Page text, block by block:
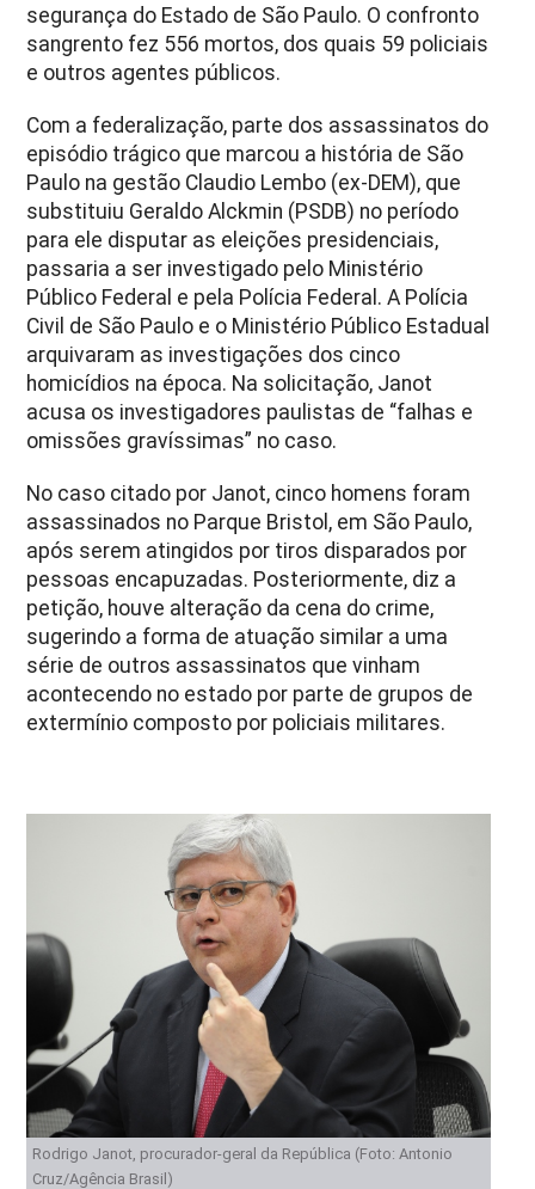
segurança do Estado de São Paulo. O confronto
sangrento fez 556 mortos, dos quais 59 policiais
e outros agentes públicos.
Com a federalização, parte dos assassinatos do
episódio trágico que marcou a história de São
Paulo na gestão Claudio Lembo (ex-DEM), que
substituiu Geraldo Alckmin (PSDB) no período
para ele disputar as eleições presidenciais,
passaria a ser investigado pelo Ministério
Público Federal e pela Polícia Federal. A Polícia
Civil de São Paulo e o Ministério Público Estadual
arquivaram as investigações dos cinco
homicídios na época. Na solicitação, Janot
acusa os investigadores paulistas de “falhas e
omissões gravíssimas” no caso.
No caso citado por Janot, cinco homens foram
assassinados no Parque Bristol, em São Paulo,
após serem atingidos por tiros disparados por
pessoas encapuzadas. Posteriormente, diz a
petição, houve alteração da cena do crime,
sugerindo a forma de atuação similar a uma
série de outros assassinatos que vinham
acontecendo no estado por parte de grupos de
extermínio composto por policiais militares.
Rodrigo Janot, procurador-geral da República (Foto: Antonio
Cruz/Agência Brasil)